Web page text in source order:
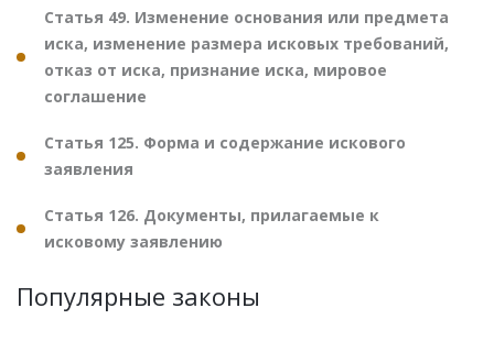
Статья 49. Изменение основания или предмета
иска, изменение размера исковых требований,
отказ от иска, признание иска, мировое
соглашение
Статья 125. Форма и содержание искового
заявления
Статья 126. Документы, прилагаемые к
исковому заявлению
Популярные законы